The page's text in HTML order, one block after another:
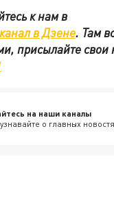
к нам в
канал в Дзене. Там
присылайте
на наши каналы
о главных